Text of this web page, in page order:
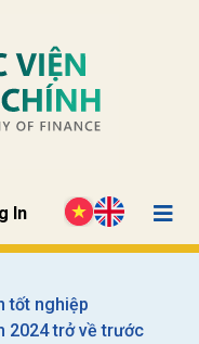
In
tốt nghiệp
2024 trở về trước